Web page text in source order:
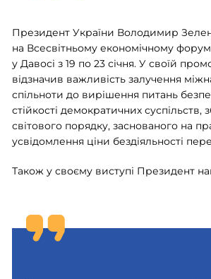
Президент України Володимир
на Всесвітньому економічному
у Давосі з 19 по 23 січня. У своїй
відзначив важливість залучення
спільноти до вирішення питань
стійкості демократичних суспільств,
світового порядку, заснованого на
усвідомлення ціни бездіяльності
Також у своєму виступі Президент